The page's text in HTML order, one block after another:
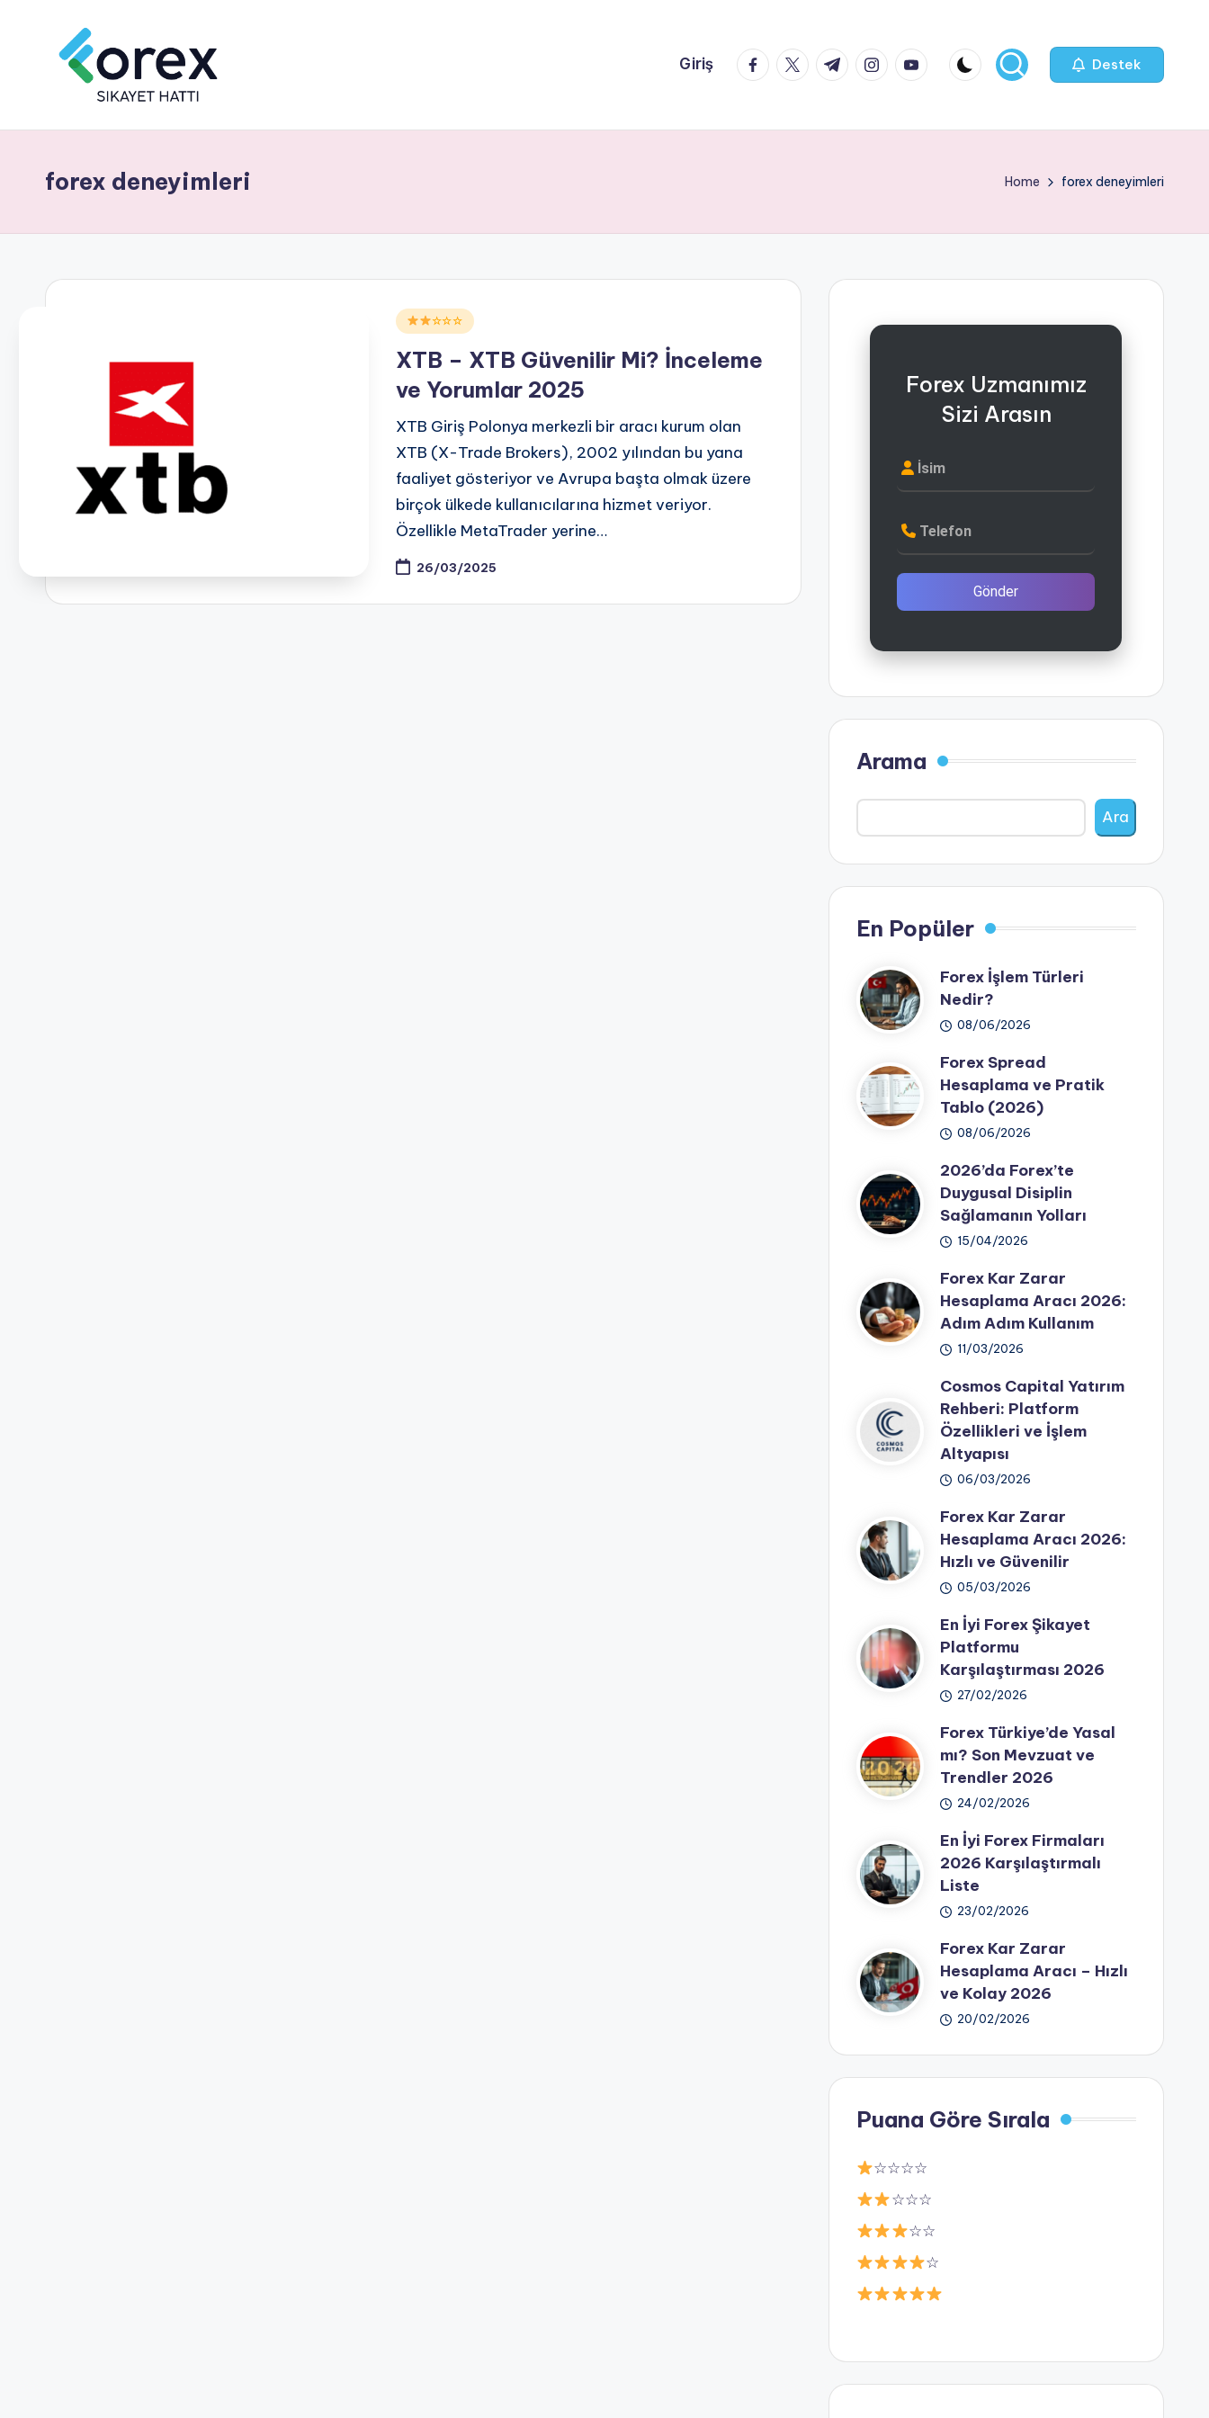
Giriş facebook.com
twitter.com
t.me instagram.com
youtube.com Destek
forex deneyimleri Home forex deneyimleri
Posted☆☆☆
XTB – XTB Güvenilir Mi? İnceleme
ve Yorumlar 2025
XTB Giriş Polonya merkezli bir aracı kurum olan
XTB (X-Trade Brokers), 2002 yılından bu yana
faaliyet gösteriyor ve Avrupa başta olmak üzere
birçok ülkede kullanıcılarına hizmet veriyor.
Özellikle MetaTrader yerine…
26/03/2025
Forex Uzmanımız
Sizi Arasın
İsim
Telefon
Gönder
Arama
Ara
En Popüler
Forex İşlem Türleri
Nedir?
08/06/2026
Forex Spread
Hesaplama ve Pratik
Tablo (2026)
08/06/2026
2026’da Forex’te
Duygusal Disiplin
Sağlamanın Yolları
15/04/2026
Forex Kar Zarar
Hesaplama Aracı 2026:
Adım Adım Kullanım
11/03/2026
Cosmos Capital Yatırım
Rehberi: Platform
Özellikleri ve İşlem
Altyapısı
06/03/2026
Forex Kar Zarar
Hesaplama Aracı 2026:
Hızlı ve Güvenilir
05/03/2026
En İyi Forex Şikayet
Platformu
Karşılaştırması 2026
27/02/2026
Forex Türkiye’de Yasal
mı? Son Mevzuat ve
Trendler 2026
24/02/2026
En İyi Forex Firmaları
2026 Karşılaştırmalı
Liste
23/02/2026
Forex Kar Zarar
Hesaplama Aracı – Hızlı
ve Kolay 2026
20/02/2026
Puana Göre Sırala
☆☆☆☆
☆☆☆
☆☆
☆